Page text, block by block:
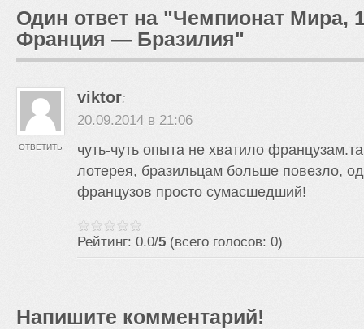
Один ответ на "Чемпионат Мира,
Франция — Бразилия"
viktor:
20.09.2014 в 21:06
чуть-чуть опыта не хватило
лотерея, бразильцам больше повезло,
французов просто сумасшедший!
Рейтинг: 0.0/5 (всего голосов: 0)
ОТВЕТИТЬ
Напишите комментарий!